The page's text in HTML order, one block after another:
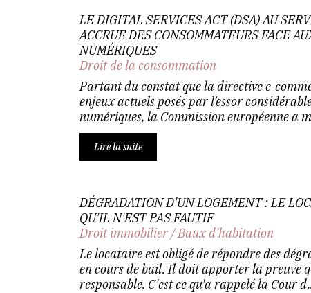
LE DIGITAL SERVICES ACT (DSA) AU
ACCRUE DES CONSOMMATEURS FACE
NUMÉRIQUES
Droit de la consommation
Partant du constat que la directive e-
enjeux actuels posés par l’essor
numériques, la Commission européenne a
Lire la suite
DÉGRADATION D'UN LOGEMENT : LE
QU'IL N'EST PAS FAUTIF
Droit immobilier/Baux d'habitation
Le locataire est obligé de répondre des
en cours de bail. Il doit apporter la preuve
responsable. C'est ce qu'a rappelé la Cour